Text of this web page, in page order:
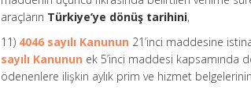
araçların Türkiye’ye dönüş tarihini,
11) 4046 sayılı Kanunun 21’inci maddesine
sayılı Kanunun ek 5’inci maddesi kapsamında
ödenenlere ilişkin aylık prim ve hizmet belgelerinin